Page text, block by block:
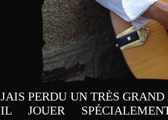
JAIS PERDU UN TRÈS
IL JOUER